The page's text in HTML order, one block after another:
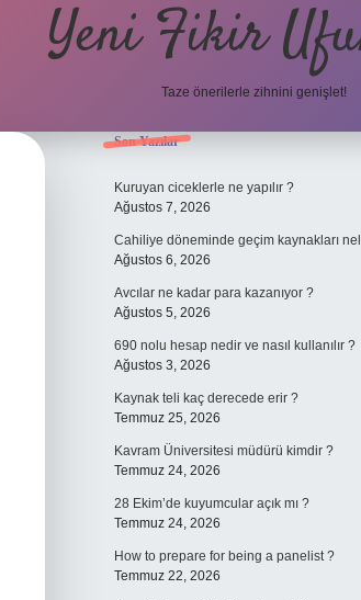
Yeni Fikir
Taze önerilerle zihnini genişlet!
Sidebar
Son Yazılar
Kuruyan ciceklerle ne yapılır ?
Ağustos 7, 2026
Cahiliye döneminde geçim kaynakları
Ağustos 6, 2026
Avcılar ne kadar para kazanıyor ?
Ağustos 5, 2026
690 nolu hesap nedir ve nasıl kullanılır ?
Ağustos 3, 2026
Kaynak teli kaç derecede erir ?
Temmuz 25, 2026
Kavram Üniversitesi müdürü kimdir ?
Temmuz 24, 2026
28 Ekim’de kuyumcular açık mı ?
Temmuz 24, 2026
How to prepare for being a panelist ?
Temmuz 22, 2026